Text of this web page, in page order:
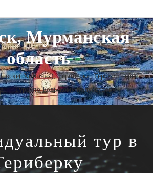
Мурманская
область
Хибинах), Териберка, Терский берег,
— Туры по Кольскому полуострову
тур в